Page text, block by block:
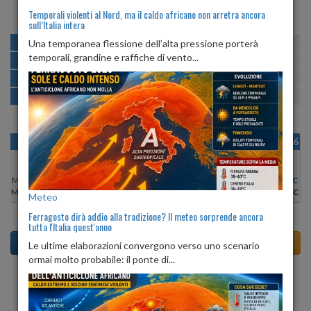
MATTINA min:22º max:28º U:
POMERIGGIO min:28º max:29º
SERA min:26º max:29º U:71% 74%
NOTTE min: 23º max:25º U:78%
OGGI
Min:
24°C
Max:29°C
MAR 11
Min:
Max:30°C
MER 12
Min:25°C
Max:29°C
GIO 13
Min:
23°C
Max:28°C
VEN 14
Max:28°C
SAB 15
Min:23°C
Max:27°C
DOM 16
23°C
Max:27°C
Previsioni del Tempo a Ameglia tra 4 giorni
Temporali violenti al Nord, ma il caldo africano non arretra ancora
sull’Italia intera
Una temporanea flessione dell’alta pressione porterà
temporali, grandine e raffiche di vento...
Meteo
Ferragosto dirà addio alla tradizione? Il meteo sorprende ancora
tutta l'Italia quest'anno
Le ultime elaborazioni convergono verso uno scenario
ormai molto probabile: il ponte di...